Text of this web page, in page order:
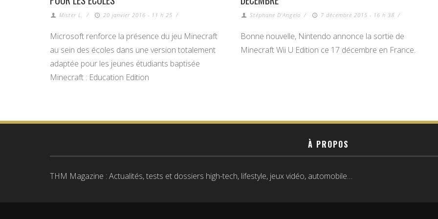
Mister L. / 20 janvier 2016 - 11 h 25 /
Microsoft renforce la présence du jeu Minecraft
au sein des écoles dans une version totalement
adaptée pour les jeunes étudiants baptisée
Minecraft : Education Edition
Stéphane D'Angelo / 7 décembre 2015 - 16 h 38 /
Bonne nouvelle, Nintendo annonce la sortie de
Minecraft Wii U Edition ce 17 décembre en France.
À PROPOS
THM Magazine : Actualités, tests et dossiers high-tech, lifestyle, jeux vidéo, automobile…